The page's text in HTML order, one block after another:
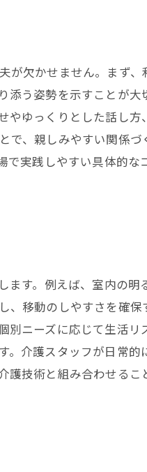
欠かせません。まず
う姿勢を示すことが大
ゆっくりとした話し方
、親しみやすい関係づ
実践しやすい具体的な
す。例えば、室内の明
移動のしやすさを確
ニーズに応じて生活
介護スタッフが日常
技術と組み合わせるこ